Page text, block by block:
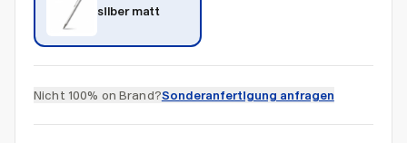
silber matt
Nicht 100% on Brand?Sonderanfertigung anfragen